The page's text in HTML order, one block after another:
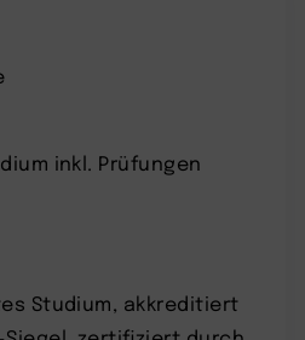
inkl. Prüfungen
Studium, akkreditiert